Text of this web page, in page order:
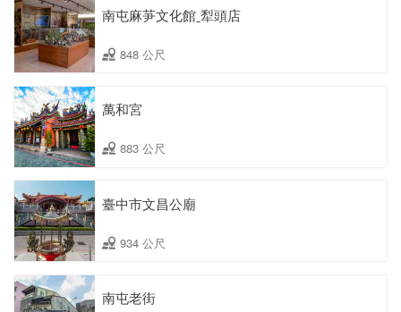
南屯麻芛文化館ˍ犁頭店
848 公尺
萬和宮
883 公尺
臺中市文昌公廟
934 公尺
南屯老街